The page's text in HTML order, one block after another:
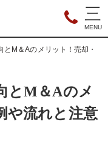
とM＆Aのメリット！売却・買
とM＆Aのメ
や流れと注意